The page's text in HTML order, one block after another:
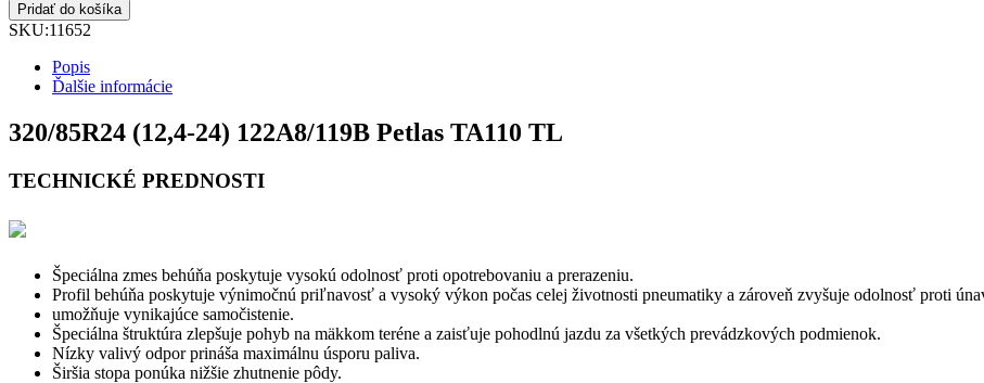
Pridať do košíka
SKU:11652
Popis
Ďalšie informácie
320/85R24 (12,4-24) 122A8/119B Petlas TA110 TL
TECHNICKÉ PREDNOSTI
Špeciálna zmes behúňa poskytuje vysokú odolnosť proti opotrebovaniu a prerazeniu.
Profil behúňa poskytuje výnimočnú priľnavosť a vysoký výkon počas celej životnosti pneumatiky a zároveň zvyšuje odolnosť proti
umožňuje vynikajúce samočistenie.
Špeciálna štruktúra zlepšuje pohyb na mäkkom teréne a zaisťuje pohodlnú jazdu za všetkých prevádzkových podmienok.
Nízky valivý odpor prináša maximálnu úsporu paliva.
Širšia stopa ponúka nižšie zhutnenie pôdy.